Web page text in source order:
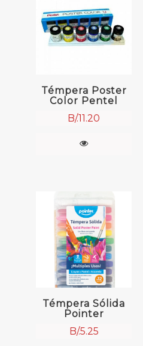
Témpera Poster
Color Pentel
B/.11.20
Témpera Sólida
Pointer
B/.5.25